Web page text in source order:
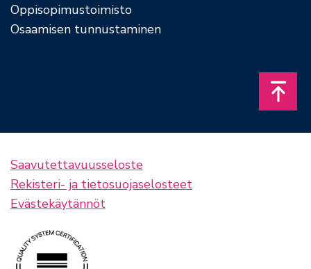
Oppisopimustoimisto
Osaamisen tunnustaminen
Saavutettavuusseloste
Rekisteri- ja tietosuojaselosteet
Evästekäytännöt